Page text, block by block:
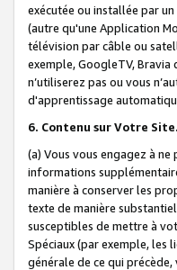
exécutée ou installée par
(autre qu'une Application
télévision par câble ou
exemple, GoogleTV, Bravia
n’utiliserez pas ou vous
d'apprentissage
6. Contenu sur Votre Site.
(a) Vous vous engagez à
informations
manière à conserver les
texte de manière
susceptibles de mettre à
Spéciaux (par exemple, les
générale de ce qui